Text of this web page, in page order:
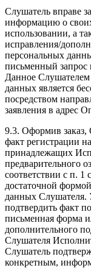
Слушатель вправе
информацию о
использовании, а
исправления/
персональных
письменный запрос
Данное Слушателем
данных является
посредством
заявления в адрес
9.3. Оформив заказ,
факт регистрации
принадлежащих
предварительного
соответствии с п. 1
достаточной
данных Слушателя.
подтвердить факт
письменная форма
дополнительного
Слушателя
Слушатель
конкретным,